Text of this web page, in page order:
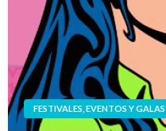
FESTIVALES, EVENTOS Y GALAS